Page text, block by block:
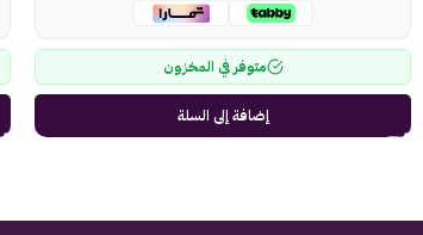
متوفر في المخزون
إضافة إلى السلة